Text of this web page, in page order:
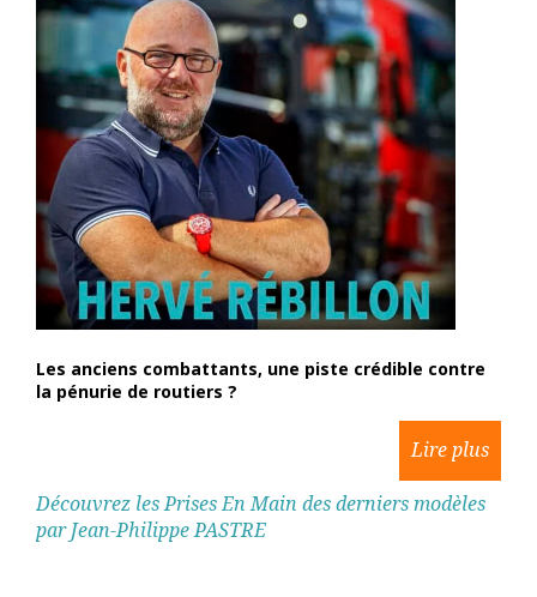
Les anciens combattants, une piste crédible contre
la pénurie de routiers ?
Découvrez les Prises En Main des derniers modèles
par Jean-Philippe PASTRE